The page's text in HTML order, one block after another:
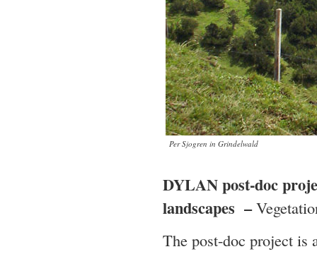
Per Sjogren in Grindelwald
DYLAN post-doc
landscapes –
The post-doc project